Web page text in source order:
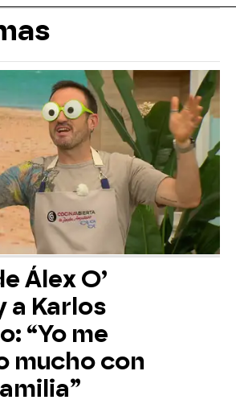
Álex O’
a Karlos
“Yo me
mucho con